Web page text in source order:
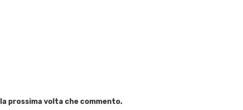
prossima volta che commento.